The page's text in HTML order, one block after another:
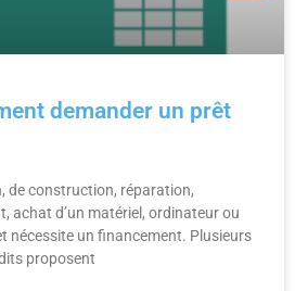
demander un prêt
de construction, réparation,
achat d’un matériel, ordinateur ou
nécessite un financement. Plusieurs
proposent